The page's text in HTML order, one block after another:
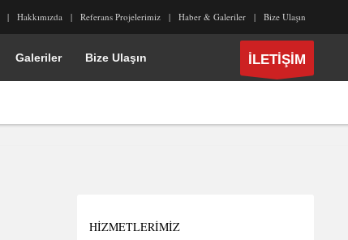
Hakkımızda Referans Projelerimiz Haber & Galeriler Bize Ulaşın
Galeriler Bize Ulaşın İLETİŞİM
HIZMETLERIMIZ